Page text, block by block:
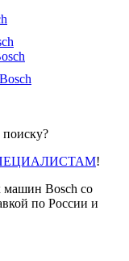
!
машин Bosch со
по России и